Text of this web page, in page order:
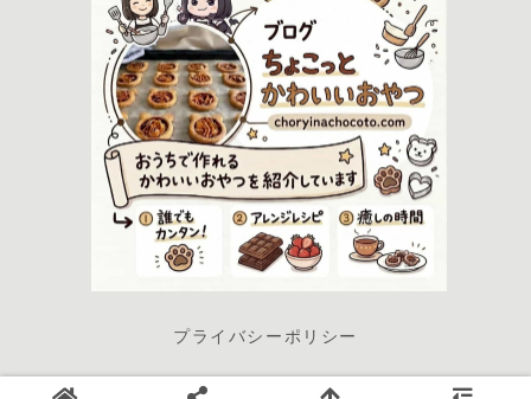
プライバシーポリシー
© 2022-2026 ちょこっと かわいいおやつ.